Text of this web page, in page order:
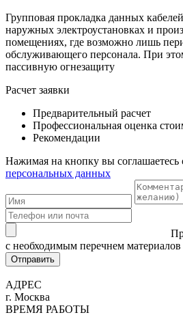
Групповая прокладка данных
наружных электроустановках и
помещениях, где возможно лишь
обслуживающего персонала. При
пассивную огнезащиту
Расчет заявки
Предварительный расчет
Профессиональная оценка
Рекомендации
Нажимая на кнопку вы соглашаетесь
персональных данных
с необходимым перечнем материалов
Отправить
АДРЕС
г. Москва
ВРЕМЯ РАБОТЫ